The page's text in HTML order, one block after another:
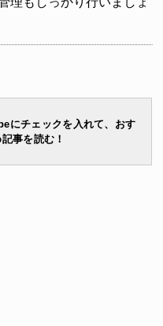
にチェックを入れて、おす
事を読む！